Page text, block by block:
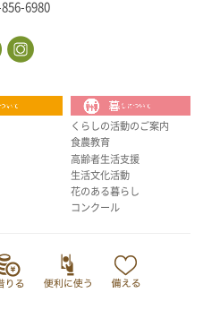
856-6980
くらしの活動のご案内
食農教育
高齢者生活支援
生活文化活動
花のある暮らし
コンクール